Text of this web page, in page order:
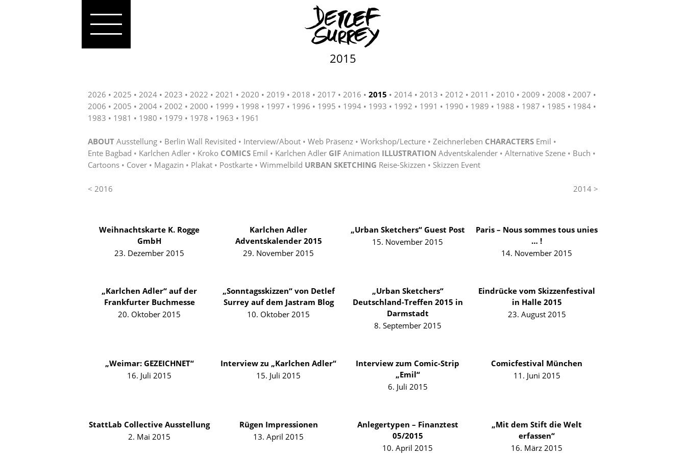
2015
2026 2025 2024 2023 2022 2021 2020 2019 2018 2017 2016 2015 2014 2013 2012 2011 2010 2009 2008
2007
2006
2005 2004 2002 2000 1999 1998 1997 1996 1995 1994 1993 1992 1991 1990 1989 1988 1987 1985
1984
1983
1981 1980 1979 1978 1963 1961
ABOUT Ausstellung Berlin Wall Revisited Interview/About Web Präsenz Workshop/Lecture Zeichnerleben CHARACTERS Emil
Ente Bagbad
Karlchen Adler Kroko COMICS Emil Karlchen Adler GIF Animation ILLUSTRATION Adventskalender Alternative Szene
Buch
Cartoons
Cover Magazin Plakat Postkarte Wimmelbild URBAN SKETCHING Reise-Skizzen Skizzen Event
< 2016 2014 >
Weihnachtskarte K. Rogge
GmbH
23. Dezember 2015
Karlchen Adler
Adventskalender 2015
29. November 2015
„Urban Sketchers“ Guest Post
15. November 2015
Paris – Nous sommes tous unies
… !
14. November 2015
„Karlchen Adler“ auf der
Frankfurter Buchmesse
20. Oktober 2015
„Sonntagsskizzen“ von Detlef
Surrey auf dem Jastram Blog
10. Oktober 2015
„Urban Sketchers“
Deutschland-Treffen 2015 in
Darmstadt
8. September 2015
Eindrücke vom Skizzenfestival
in Halle 2015
23. August 2015
„Weimar: GEZEICHNET“
16. Juli 2015
Interview zu „Karlchen Adler“
15. Juli 2015
Interview zum Comic-Strip
„Emil“
6. Juli 2015
Comicfestival München
11. Juni 2015
StattLab Collective Ausstellung
2. Mai 2015
Rügen Impressionen
13. April 2015
Anlegertypen – Finanztest
05/2015
10. April 2015
„Mit dem Stift die Welt
erfassen“
16. März 2015